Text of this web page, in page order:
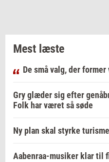
Mest læste
De små valg, der
Gry glæder sig efter
Folk har været så søde
Ny plan skal styrke
Aabenraa-musiker klar til